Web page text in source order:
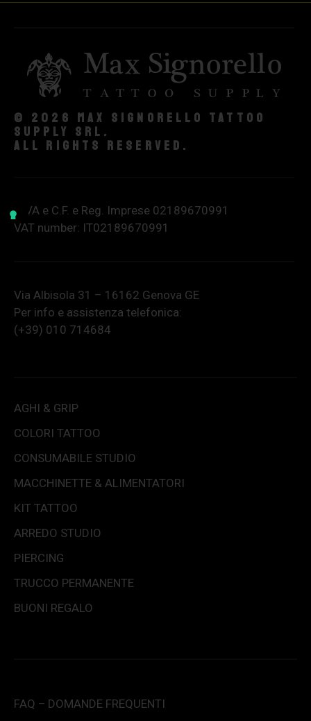
© 2026 Max Signorello Tattoo
supply srl.
All rights reserved.
P.IVA e C.F. e Reg. Imprese 02189670991
VAT number: IT02189670991
Via Albisola 31 – 16162 Genova GE
Per info e assistenza telefonica:
(+39) 010 714684
AGHI & GRIP
COLORI TATTOO
CONSUMABILE STUDIO
MACCHINETTE & ALIMENTATORI
KIT TATTOO
ARREDO STUDIO
PIERCING
TRUCCO PERMANENTE
BUONI REGALO
FAQ – DOMANDE FREQUENTI